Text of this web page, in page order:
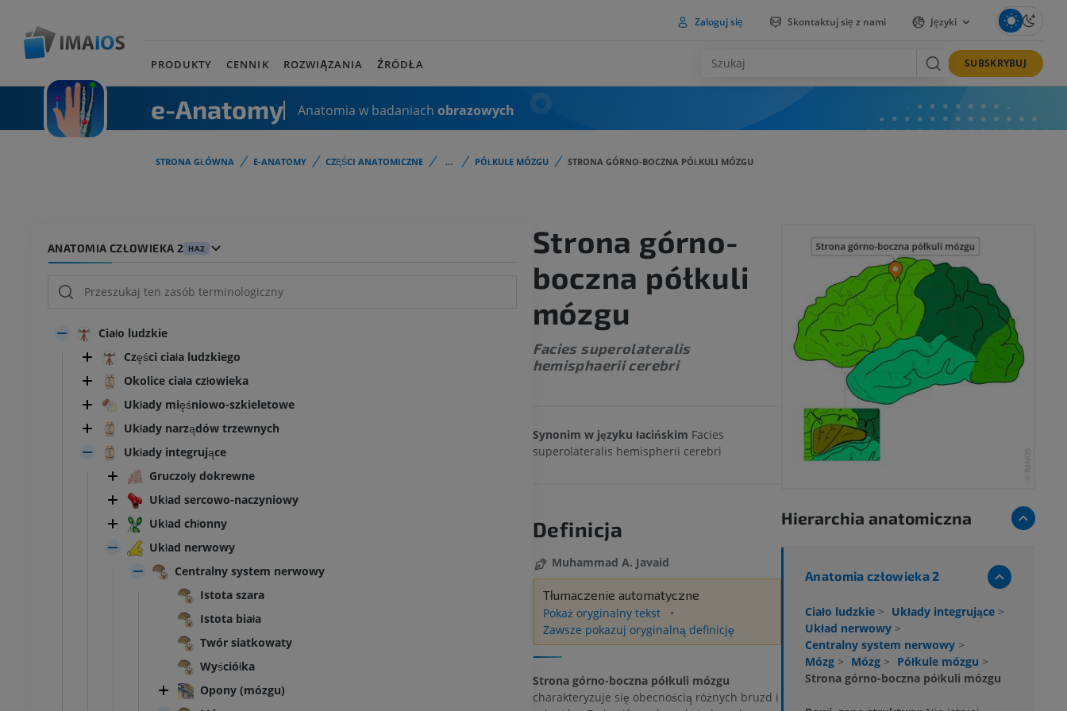
Zaloguj się Skontaktuj się z nami Języki
PRODUKTY CENNIK ROZWIĄZANIA ŹRÓDŁA SUBSKRYBUJ
e-Anatomy Anatomia w badaniach obrazowych
STRONA GŁÓWNA E-ANATOMY CZĘŚCI ANATOMICZNE ... PÓŁKULE MÓZGU STRONA GÓRNO-BOCZNA PÓŁKULI MÓZGU
ANATOMIA CZŁOWIEKA 2 HA2
Ciało ludzkie
Części ciała ludzkiego
Okolice ciała człowieka
Układy mięśniowo-szkieletowe
Układy narządów trzewnych
Układy integrujące
Gruczoły dokrewne
Układ sercowo-naczyniowy
Układ chłonny
Układ nerwowy
Centralny system nerwowy
Istota szara
Istota biała
Twór siatkowaty
Wyściółka
Opony (mózgu)
Strona górno-
boczna półkuli
mózgu
Facies superolateralis
hemisphaerii cerebri
Synonim w języku łacińskim Facies
superolateralis hemispherii cerebri
Definicja
Muhammad A. Javaid
Tłumaczenie automatyczne
Pokaż oryginalny tekst
Zawsze pokazuj oryginalną definicję
Strona górno-boczna półkuli mózgu
charakteryzuje się obecnością różnych bruzd i
Hierarchia anatomiczna
Anatomia człowieka 2
Ciało ludzkie > Układy integrujące >
Układ nerwowy >
Centralny system nerwowy >
Mózg > Mózg > Półkule mózgu >
Strona górno-boczna półkuli mózgu